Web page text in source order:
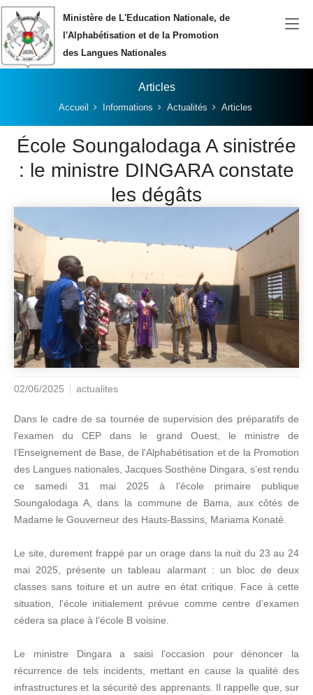
Aller au contenu principalMinistère de L'Education Nationale, de
l'Alphabétisation et de la Promotion
des Langues Nationales
Articles
Vous êtes ici:Accueil Informations Actualités Articles
École Soungalodaga A sinistrée
: le ministre DINGARA constate
les dégâts
02/06/2025 actualites
Dans le cadre de sa tournée de supervision des préparatifs de
l'examen du CEP dans le grand Ouest, le ministre de
l’Enseignement de Base, de l'Alphabétisation et de la Promotion
des Langues nationales, Jacques Sosthène Dingara, s’est rendu
ce samedi 31 mai 2025 à l’école primaire publique
Soungalodaga A, dans la commune de Bama, aux côtés de
Madame le Gouverneur des Hauts-Bassins, Mariama Konaté.
Le site, durement frappé par un orage dans la nuit du 23 au 24
mai 2025, présente un tableau alarmant : un bloc de deux
classes sans toiture et un autre en état critique. Face à cette
situation, l'école initialement prévue comme centre d’examen
cédera sa place à l’école B voisine.
Le ministre Dingara a saisi l’occasion pour dénoncer la
récurrence de tels incidents, mettant en cause la qualité des
infrastructures et la sécurité des apprenants. Il rappelle que, sur